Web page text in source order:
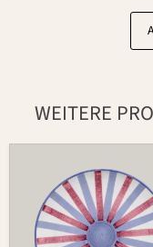
WEITERE